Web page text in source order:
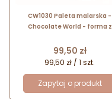
CW1030 Paleta malarska -
Chocolate World - forma z
/ poj. 15 g x 21 pralin
Cena
99,50 zł
99,50 zł / 1 szt.
Zapytaj o produkt